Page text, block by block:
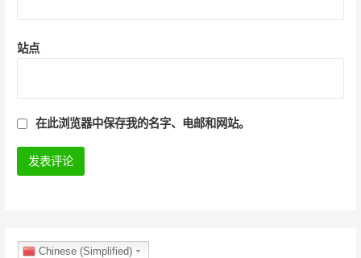
站点
在此浏览器中保存我的名字、电邮和网站。
Chinese (Simplified)